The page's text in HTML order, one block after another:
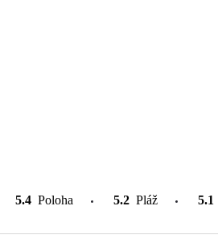
5.4 Poloha 5.2 Pláž 5.1